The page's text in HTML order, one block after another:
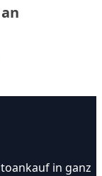
in ganz